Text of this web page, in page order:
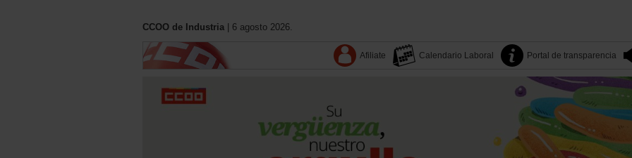
CCOO de Industria | 6 agosto 2026.
Afiliate Calendario Laboral Portal de transparencia